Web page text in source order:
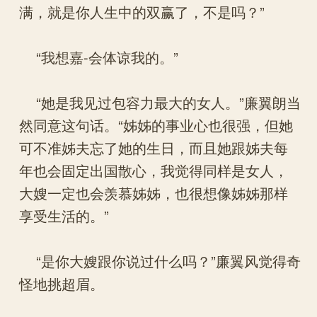
满，就是你人生中的双赢了，不是吗？”
“我想嘉-会体谅我的。”
“她是我见过包容力最大的女人。”廉翼朗当
然同意这句话。“姊姊的事业心也很强，但她
可不准姊夫忘了她的生日，而且她跟姊夫每
年也会固定出国散心，我觉得同样是女人，
大嫂一定也会羡慕姊姊，也很想像姊姊那样
享受生活的。”
“是你大嫂跟你说过什么吗？”廉翼风觉得奇
怪地挑超眉。